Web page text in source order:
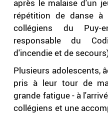
après le malaise d'un
répétition de danse à
collégiens du Puy-
responsable du
d'incendie et de
Plusieurs adolescents,
pris à leur tour de
grande fatigue - à
collégiens et une